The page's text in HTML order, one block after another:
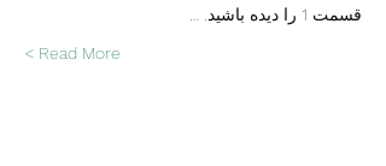
قسمت 1 را دیده باشید. …
Read More >